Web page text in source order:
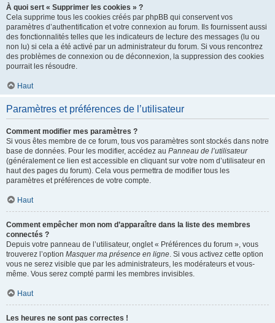
À quoi sert « Supprimer les cookies » ?
Cela supprime tous les cookies créés par phpBB qui conservent vos
paramètres d’authentification et votre connexion au forum. Ils fournissent aussi
des fonctionnalités telles que les indicateurs de lecture des messages (lu ou
non lu) si cela a été activé par un administrateur du forum. Si vous rencontrez
des problèmes de connexion ou de déconnexion, la suppression des cookies
pourrait les résoudre.
Haut
Paramètres et préférences de l’utilisateur
Comment modifier mes paramètres ?
Si vous êtes membre de ce forum, tous vos paramètres sont stockés dans notre
base de données. Pour les modifier, accédez au Panneau de l’utilisateur
(généralement ce lien est accessible en cliquant sur votre nom d’utilisateur en
haut des pages du forum). Cela vous permettra de modifier tous les
paramètres et préférences de votre compte.
Haut
Comment empêcher mon nom d’apparaître dans la liste des membres
connectés ?
Depuis votre panneau de l’utilisateur, onglet « Préférences du forum », vous
trouverez l’option Masquer ma présence en ligne. Si vous activez cette option
vous ne serez visible que par les administrateurs, les modérateurs et vous-
même. Vous serez compté parmi les membres invisibles.
Haut
Les heures ne sont pas correctes !